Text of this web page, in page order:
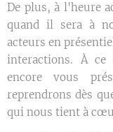
De plus, à l'heure
quand il sera à
acteurs en
interactions. À ce
encore vous
reprendrons dès
qui nous tient à